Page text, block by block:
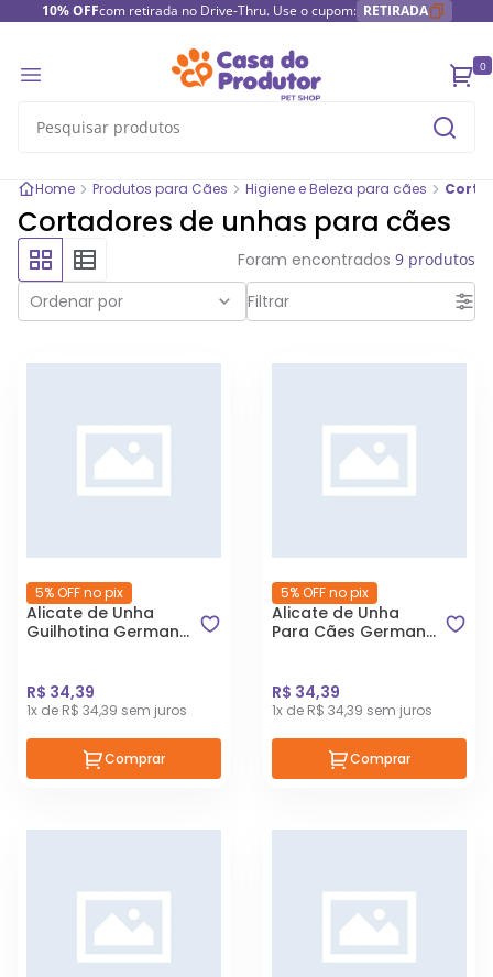
10% OFFcom retirada no Drive-Thru. Use o cupom: RETIRADA
0
Home Produtos para Cães Higiene e Beleza para cães
Cortadores de unhas para cães
Foram encontrados 9 produtos
Filtrar
Ordenar por
5% OFF no pix
Alicate de Unha
Guilhotina German
R$ 34,39
1x de R$ 34,39 sem juros
Comprar
5% OFF no pix
Alicate de Unha
Para Cães German
R$ 34,39
1x de R$ 34,39 sem juros
Comprar